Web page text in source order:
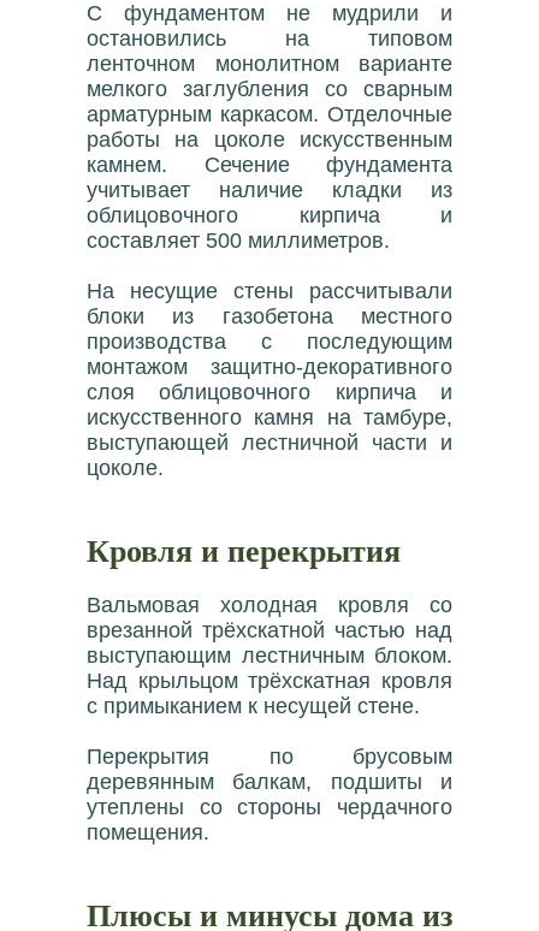
С фундаментом не мудрили и
остановились на типовом
ленточном монолитном варианте
мелкого заглубления со сварным
арматурным каркасом. Отделочные
работы на цоколе искусственным
камнем. Сечение фундамента
учитывает наличие кладки из
облицовочного кирпича и
составляет 500 миллиметров.
На несущие стены рассчитывали
блоки из газобетона местного
производства с последующим
монтажом защитно-декоративного
слоя облицовочного кирпича и
искусственного камня на тамбуре,
выступающей лестничной части и
цоколе.
Кровля и перекрытия
Вальмовая холодная кровля со
врезанной трёхскатной частью над
выступающим лестничным блоком.
Над крыльцом трёхскатная кровля
с примыканием к несущей стене.
Перекрытия по брусовым
деревянным балкам, подшиты и
утеплены со стороны чердачного
помещения.
Плюсы и минусы дома из